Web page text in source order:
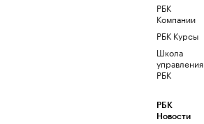
РБК
Компании
РБК Курсы
Школа
управления
РБК
РБК
Новости